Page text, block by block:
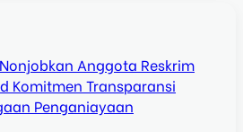
Anggota Reskrim
Komitmen Transparansi
Penganiayaan